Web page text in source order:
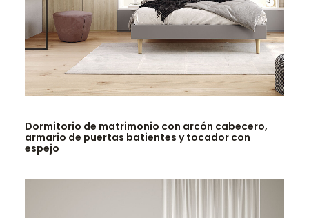
Dormitorio de matrimonio con arcón cabecero,
armario de puertas batientes y tocador con
espejo